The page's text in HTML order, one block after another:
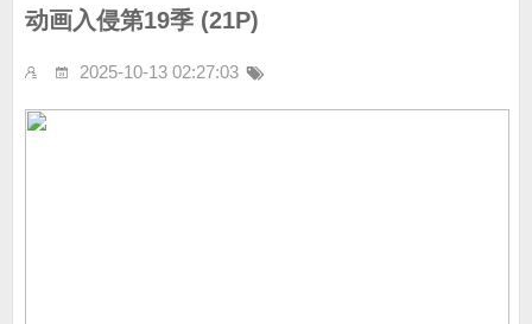
动画入侵第19季 (21P)
2025-10-13 02:27:03